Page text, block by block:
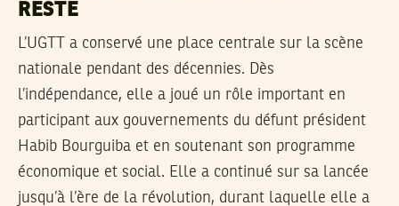
RESTE
L’UGTT a conservé une place centrale sur la scène
nationale pendant des décennies. Dès
l’indépendance, elle a joué un rôle important en
participant aux gouvernements du défunt président
Habib Bourguiba et en soutenant son programme
économique et social. Elle a continué sur sa lancée
jusqu’à l’ère de la révolution, durant laquelle elle a